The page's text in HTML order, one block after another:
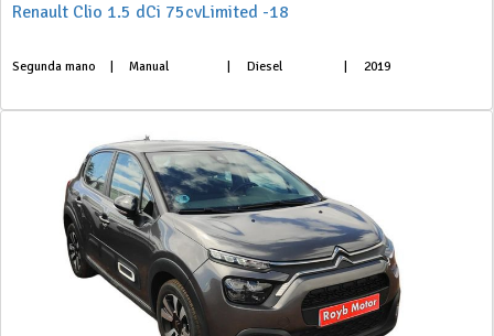
Renault Clio 1.5 dCi 75cvLimited -18
Segunda mano Manual Diesel 2019